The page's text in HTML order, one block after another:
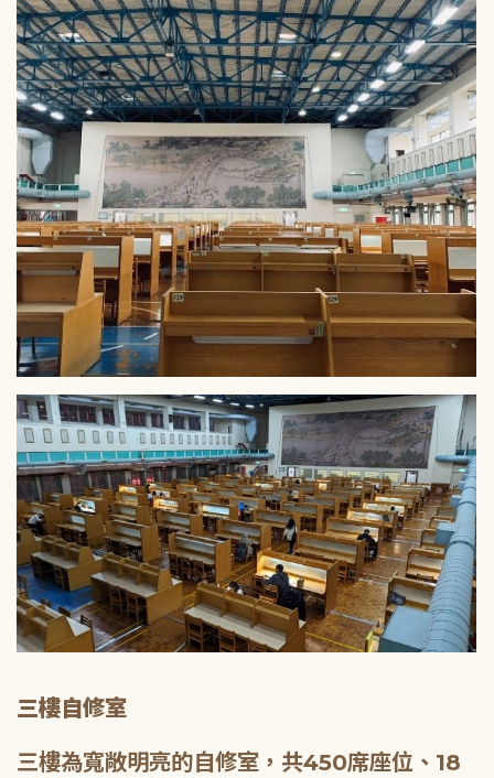
三樓自修室
三樓為寬敞明亮的自修室，共450席座位、18